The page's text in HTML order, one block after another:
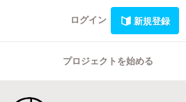
ログイン 新規登録
プロジェクトを始める